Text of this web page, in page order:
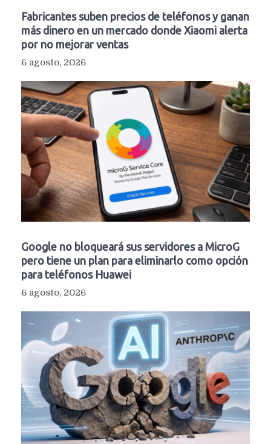
Fabricantes suben precios de teléfonos y ganan
más dinero en un mercado donde Xiaomi alerta
por no mejorar ventas
6 agosto, 2026
Google no bloqueará sus servidores a MicroG
pero tiene un plan para eliminarlo como opción
para teléfonos Huawei
6 agosto, 2026